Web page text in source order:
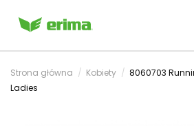
Strona główna Kobiety
8060703
Ladies